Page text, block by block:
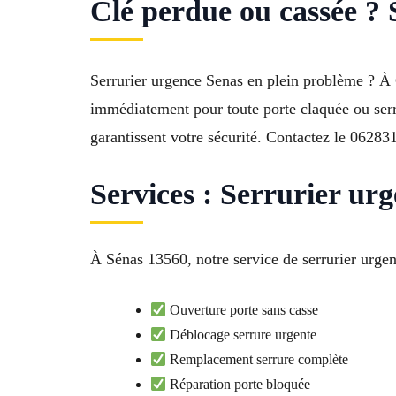
Clé perdue ou cassée
Serrurier urgence Senas en plein problème ?
immédiatement pour toute porte claquée ou
garantissent votre sécurité. Contactez le
Services : Serrurier
À Sénas 13560, notre service de serrurier
Ouverture porte sans casse
Déblocage serrure urgente
Remplacement serrure complète
Réparation porte bloquée